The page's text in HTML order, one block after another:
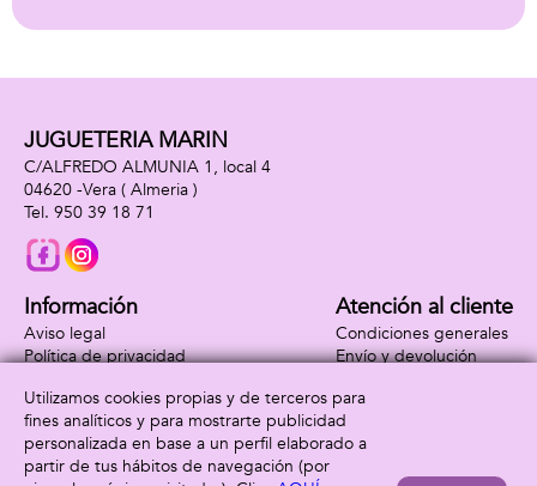
muñeca exclusiva
JUGUETERIA MARIN
C/ALFREDO ALMUNIA 1, local 4
04620 -Vera ( Almeria )
950 39 18 71
Información
Aviso legal
Política de privacidad
Atención al cliente
Condiciones generales
Envío y devolución
Formas de pago
Utilizamos cookies propias y de terceros para
fines analíticos y para mostrarte publicidad
personalizada en base a un perfil elaborado a
partir de tus hábitos de navegación (por